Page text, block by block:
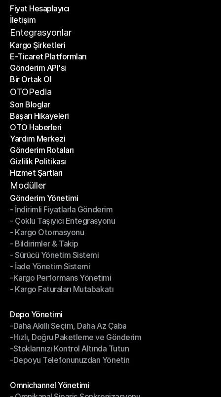
Planlar
Fiyat Hesaplayıcı
Fiyat Hesaplayıcı
İletişim
İletişim
Entegrasyonlar
Kargo Şirketleri
Kargo Şirketleri
E-Ticaret Platformları
E-Ticaret Platformları
Gönderim API'si
Gönderim API'si
Bir Ortak Ol
Bir Ortak Ol
OTOPedia
Son Bloglar
Son Bloglar
Başarı Hikayeleri
Başarı Hikayeleri
OTO Haberleri
OTO Haberleri
Yardım Merkezi
Yardım Merkezi
Gönderim Rotaları
Gönderim Rotaları
Gizlilik Politikası
Gizlilik Politikası
Hizmet Şartları
Hizmet Şartları
Modüller
Gönderim Yönetimi
Gönderim Yönetimi
- İndirimli Fiyatlarla Gönderim
- İndirimli Fiyatlarla Gönderim
- Çoklu Taşıyıcı Entegrasyonu
- Çoklu Taşıyıcı Entegrasyonu
- Kargo Otomasyonu
- Kargo Otomasyonu
- Bildirimler & Takip
- Bildirimler & Takip
- Sürücü Yönetim Sistemi
- Sürücü Yönetim Sistemi
- İade Yönetim Sistemi
- İade Yönetim Sistemi
-Kargo Performans Yönetimi
-Kargo Performans Yönetimi
- Kargo Faturaları Mutabakatı
Depo Yönetimi
Depo Yönetimi
-Daha Akıllı Seçim, Daha Az Çaba
-Daha Akıllı Seçim, Daha Az Çaba
-Hızlı, Doğru Paketleme ve Gönderim
-Hızlı, Doğru Paketleme ve Gönderim
-Stoklarınızı Kontrol Altında Tutun
-Stoklarınızı Kontrol Altında Tutun
-Depoyu Telefonunuzdan Yönetin
Omnichannel Yönetimi